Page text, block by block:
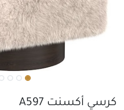
كرسي أكسنت A597